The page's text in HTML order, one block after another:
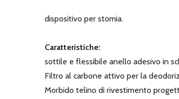
dispositivo per stomia.
Caratteristiche:
sottile e flessibile anello adesivo in
Filtro al carbone attivo per la
Morbido telino di rivestimento